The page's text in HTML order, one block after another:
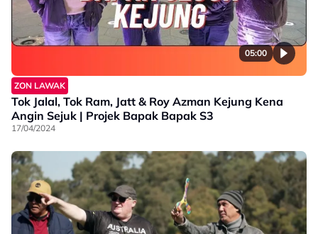
05:00
ZON LAWAK
Tok Jalal, Tok Ram, Jatt & Roy Azman Kejung Kena
Angin Sejuk | Projek Bapak Bapak S3
17/04/2024